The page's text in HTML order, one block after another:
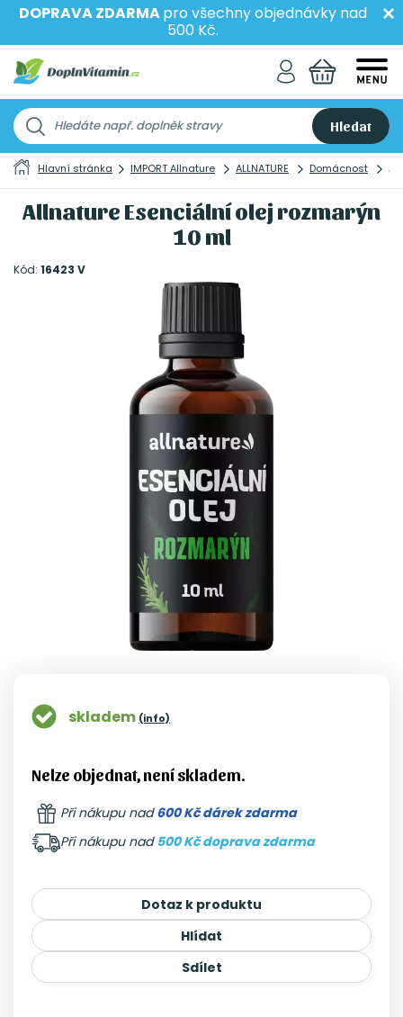
DOPRAVA ZDARMApro všechny objednávky nad
500 Kč.
Hledat
Hlavní stránka IMPORT Allnature ALLNATURE Domácnost
Allnature Esenciální olej rozmarýn
10 ml
Kód: 16423 V
skladem (info)
Nelze objednat, není skladem.
Při nákupu nad600 Kč dárek zdarma
Při nákupu nad 500 Kč doprava zdarma
Dotaz k produktu
Hlídat
Sdílet